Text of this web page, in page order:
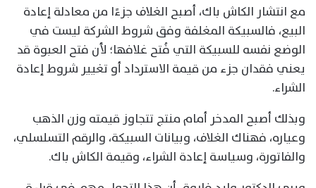
مع انتشار الكاش باك، أصبح الغلاف جزءًا من معادلة إعادة
البيع، فالسبيكة المغلفة وفق شروط الشركة ليست في
الوضع نفسه للسبيكة التي فُتح غلافها؛ لأن فتح العبوة قد
يعني فقدان جزء من قيمة الاسترداد أو تغيير شروط إعادة
الشراء.
وبذلك أصبح المدخر أمام منتج تتجاوز قيمته وزن الذهب
وعياره، فهناك الغلاف، وبيانات السبيكة، والرقم التسلسلي،
والفاتورة، وسياسة إعادة الشراء، وقيمة الكاش باك.